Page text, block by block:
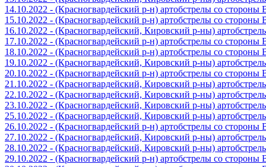
14.10.2022 - (Красногвардейский р-н) артобстрелы со
15.10.2022 - (Красногвардейский р-н) артобстрелы со
16.10.2022 - (Красногвардейский, Кировский р-ны)
17.10.2022 - (Красногвардейский р-н) артобстрелы со
18.10.2022 - (Красногвардейский р-н) артобстрелы со
19.10.2022 - (Красногвардейский, Кировский р-ны)
20.10.2022 - (Красногвардейский р-н) артобстрелы со
21.10.2022 - (Красногвардейский, Кировский р-ны)
22.10.2022 - (Красногвардейский, Кировский р-ны)
23.10.2022 - (Красногвардейский, Кировский р-ны)
25.10.2022 - (Красногвардейский, Кировский р-ны)
26.10.2022 - (Красногвардейский р-н) артобстрелы со
27.10.2022 - (Красногвардейский, Кировский р-ны)
28.10.2022 - (Красногвардейский, Кировский р-ны)
29.10.2022 - (Красногвардейский р-н) артобстрелы со